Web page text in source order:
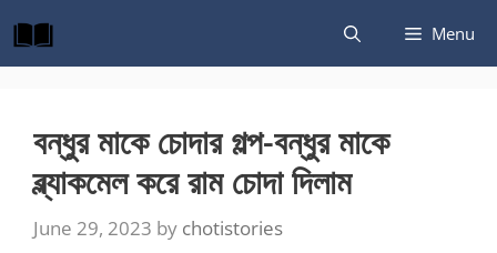
to
content
Menu
বন্ধুর মাকে চোদার গল্প-বন্ধুর মাকে
ব্ল্যাকমেল করে রাম চোদা দিলাম
June 29, 2023 by chotistories